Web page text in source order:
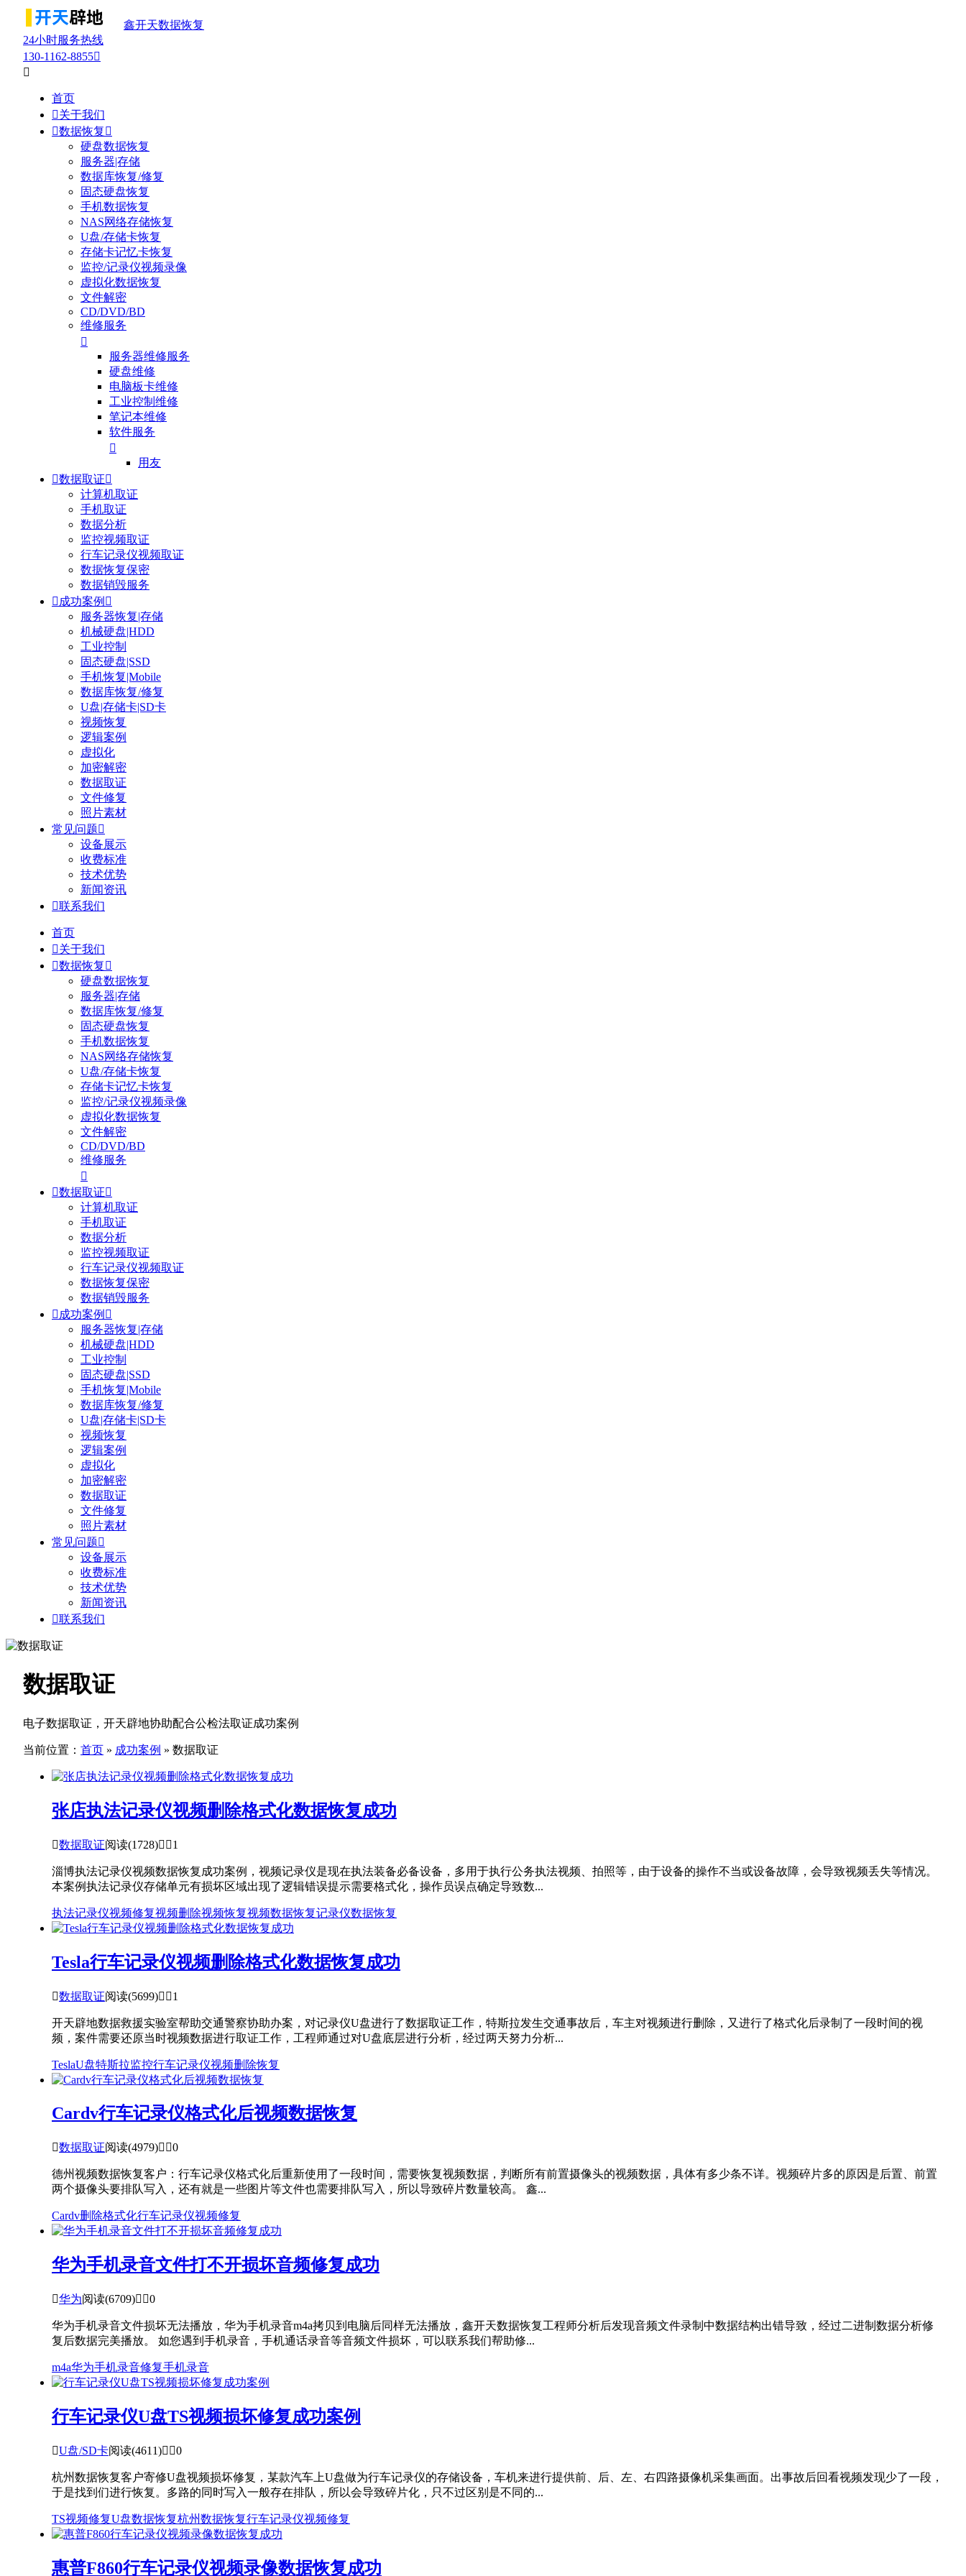
鑫开天数据恢复
24小时服务热线
130-1162-8855

首页
关于我们
数据恢复 
硬盘数据恢复
服务器|存储
数据库恢复/修复
固态硬盘恢复
手机数据恢复
NAS网络存储恢复
U盘/存储卡恢复
存储卡记忆卡恢复
监控/记录仪视频录像
虚拟化数据恢复
文件解密
CD/DVD/BD
维修服务

服务器维修服务
硬盘维修
电脑板卡维修
工业控制维修
笔记本维修
软件服务

用友
数据取证
计算机取证
手机取证
数据分析
监控视频取证
行车记录仪视频取证
数据恢复保密
数据销毁服务
 成功案例 
服务器恢复|存储
机械硬盘|HDD
工业控制
固态硬盘|SSD
手机恢复|Mobile
数据库恢复/修复
U盘|存储卡|SD卡
视频恢复
逻辑案例
虚拟化
加密解密
数据取证
文件修复
照片素材
常见问题
设备展示
收费标准
技术优势
新闻资讯
联系我们
首页
关于我们
数据恢复 
硬盘数据恢复
服务器|存储
数据库恢复/修复
固态硬盘恢复
手机数据恢复
NAS网络存储恢复
U盘/存储卡恢复
存储卡记忆卡恢复
监控/记录仪视频录像
虚拟化数据恢复
文件解密
CD/DVD/BD
维修服务

数据取证
计算机取证
手机取证
数据分析
监控视频取证
行车记录仪视频取证
数据恢复保密
数据销毁服务
 成功案例 
服务器恢复|存储
机械硬盘|HDD
工业控制
固态硬盘|SSD
手机恢复|Mobile
数据库恢复/修复
U盘|存储卡|SD卡
视频恢复
逻辑案例
虚拟化
加密解密
数据取证
文件修复
照片素材
常见问题
设备展示
收费标准
技术优势
新闻资讯
联系我们
数据取证
电子数据取证，开天辟地协助配合公检法取证成功案例
当前位置： 首页 » 成功案例 » 数据取证
张店执法记录仪视频删除格式化数据恢复成功
数据取证阅读(1728) 1
淄博执法记录仪视频数据恢复成功案例，视频记录仪是现在执法装备必备设备，多用于执行公务执法视频、拍照等，由于设备的操作不当或设备故障，会导致视频丢失等情况。
本案例执法记录仪存储单元有损坏区域出现了逻辑错误提示需要格式化，操作员误点确定导致数...
执法记录仪视频修复视频删除视频恢复视频数据恢复记录仪数据恢复
Tesla行车记录仪视频删除格式化数据恢复成功
数据取证阅读(5699) 1
开天辟地数据救援实验室帮助交通警察协助办案，对记录仪U盘进行了数据取证工作，特斯拉发生交通事故后，车主对视频进行删除，又进行了格式化后录制了一段时间的视
频，案件需要还原当时视频数据进行取证工作，工程师通过对U盘底层进行分析，经过两天努力分析...
TeslaU盘特斯拉监控行车记录仪视频删除恢复
Cardv行车记录仪格式化后视频数据恢复
数据取证阅读(4979) 0
德州视频数据恢复客户：行车记录仪格式化后重新使用了一段时间，需要恢复视频数据，判断所有前置摄像头的视频数据，具体有多少条不详。视频碎片多的原因是后置、前置
两个摄像头要排队写入，还有就是一些图片等文件也需要排队写入，所以导致碎片数量较高。 鑫...
Cardv删除格式化行车记录仪视频修复
华为手机录音文件打不开损坏音频修复成功
华为阅读(6709) 0
华为手机录音文件损坏无法播放，华为手机录音m4a拷贝到电脑后同样无法播放，鑫开天数据恢复工程师分析后发现音频文件录制中数据结构出错导致，经过二进制数据分析修
复后数据完美播放。 如您遇到手机录音，手机通话录音等音频文件损坏，可以联系我们帮助修...
m4a华为手机录音修复手机录音
行车记录仪U盘TS视频损坏修复成功案例
U盘/SD卡阅读(4611) 0
杭州数据恢复客户寄修U盘视频损坏修复，某款汽车上U盘做为行车记录仪的存储设备，车机来进行提供前、后、左、右四路摄像机采集画面。出事故后回看视频发现少了一段，
于是找到们进行恢复。多路的同时写入一般存在排队，所以会导致碎片化，只不过区别是不同的...
TS视频修复U盘数据恢复杭州数据恢复行车记录仪视频修复
惠普F860行车记录仪视频录像数据恢复成功